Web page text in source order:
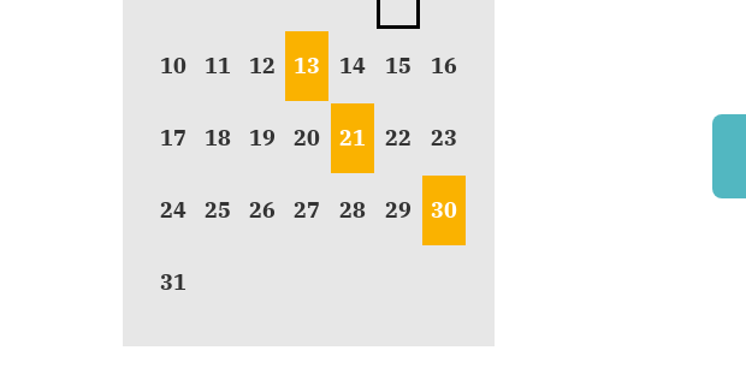
10 11 12 13 14 15 16
17 18 19 20 21 22 23
24 25 26 27 28 29 30
31